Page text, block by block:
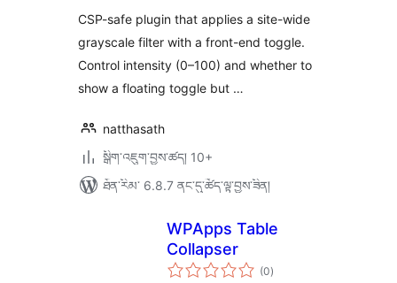
ཚང་།
CSP-safe plugin that applies a site-wide
grayscale filter with a front-end toggle.
Control intensity (0–100) and whether to
show a floating toggle but …
natthasath
སྒྲིག་འཇུག་བྱས་ཚད། 10+
ཐོན་རིམ་ 6.8.7 ནང་དུ་ཚོད་ལྟ་བྱས་ཟིན།
WPApps Table
Collapser
(0གདེང་
འཇོག་
)